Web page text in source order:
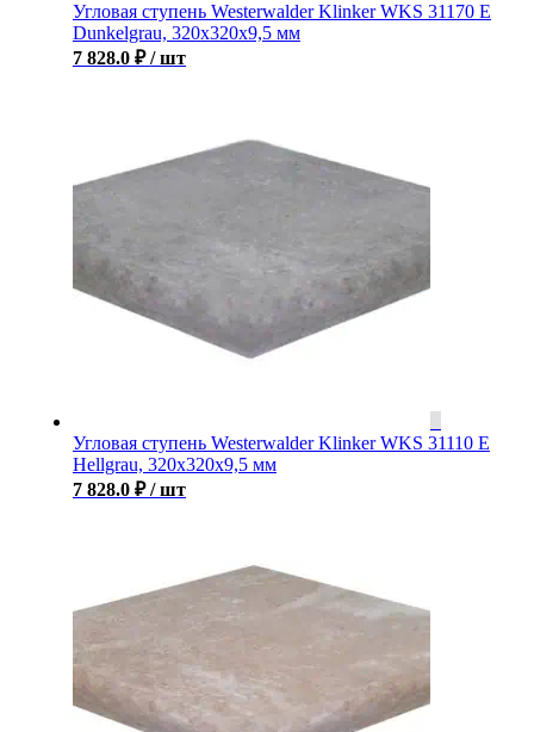
Угловая ступень Westerwalder Klinker WKS 31170 E
Dunkelgrau, 320x320x9,5 мм
7 828.0 ₽ / шт
Угловая ступень Westerwalder Klinker WKS 31110 E
Hellgrau, 320x320x9,5 мм
7 828.0 ₽ / шт